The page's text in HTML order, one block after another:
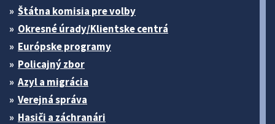
Štátna komisia pre volby
Okresné úrady/Klientske centrá
Európske programy
Policajný zbor
Azyl a migrácia
Verejná správa
Hasiči a záchranári